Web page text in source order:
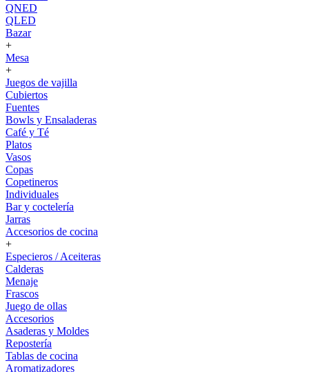
QNED
QLED
Bazar
+
Mesa
+
Juegos de vajilla
Cubiertos
Fuentes
Bowls y Ensaladeras
Café y Té
Platos
Vasos
Copas
Copetineros
Individuales
Bar y coctelería
Jarras
Accesorios de cocina
+
Especieros / Aceiteras
Calderas
Menaje
Frascos
Juego de ollas
Accesorios
Asaderas y Moldes
Repostería
Tablas de cocina
Aromatizadores